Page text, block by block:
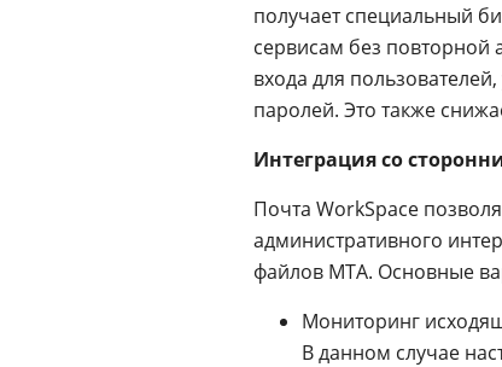
получает специальный
сервисам без повторной
входа для
паролей. Это также
Интеграция со
Почта WorkSpace
административного
файлов MTA. Основные
Мониторинг
В данном случае